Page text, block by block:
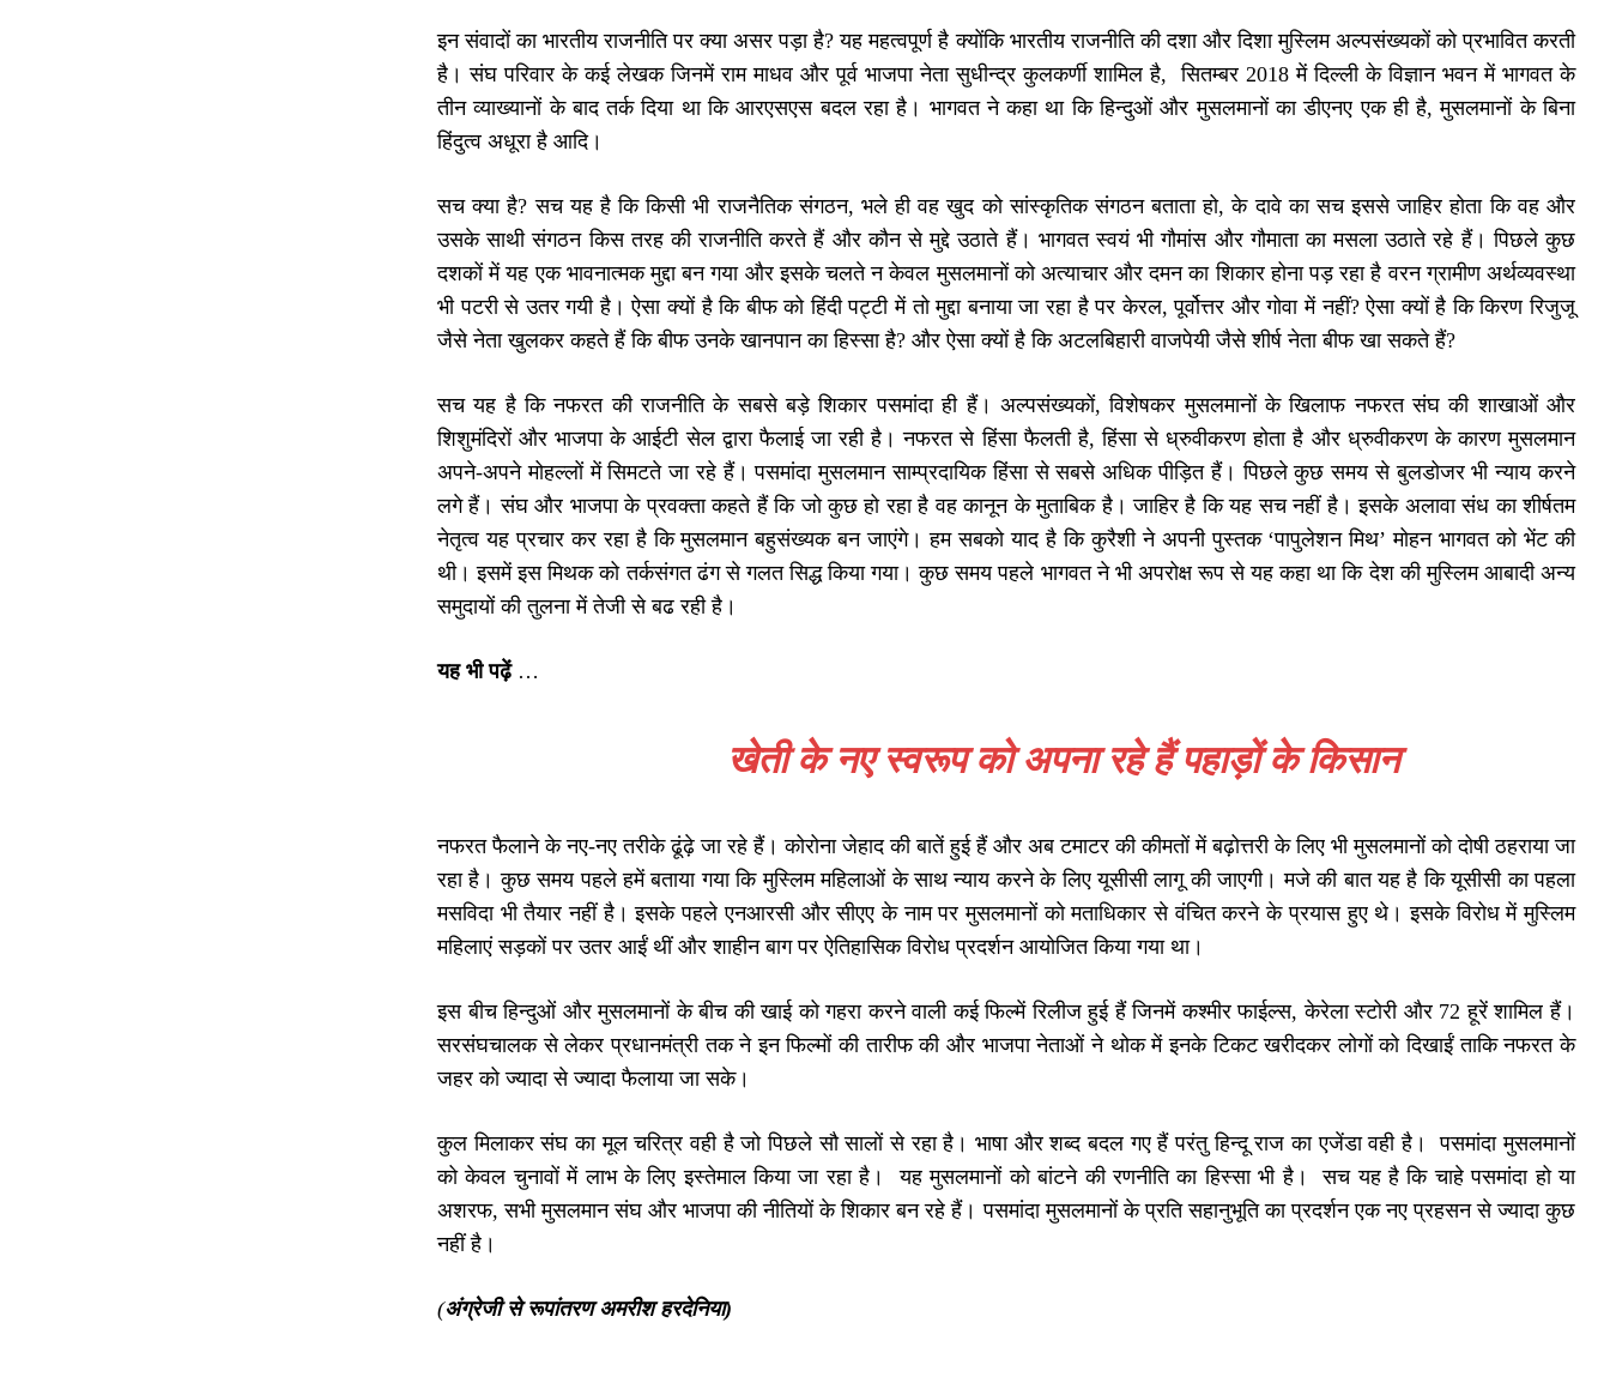
इन संवादों का भारतीय राजनीति पर क्या असर पड़ा है? यह महत्वपूर्ण है क्योंकि भारतीय राजनीति की दशा और दिशा मुस्लिम अल्पसंख्यकों को प्रभावित करती
है। संघ परिवार के कई लेखक जिनमें राम माधव और पूर्व भाजपा नेता सुधीन्द्र कुलकर्णी शामिल है, सितम्बर 2018 में दिल्ली के विज्ञान भवन में भागवत के
तीन व्याख्यानों के बाद तर्क दिया था कि आरएसएस बदल रहा है। भागवत ने कहा था कि हिन्दुओं और मुसलमानों का डीएनए एक ही है, मुसलमानों के बिना
हिंदुत्व अधूरा है आदि।
सच क्या है? सच यह है कि किसी भी राजनैतिक संगठन, भले ही वह खुद को सांस्कृतिक संगठन बताता हो, के दावे का सच इससे जाहिर होता कि वह और
उसके साथी संगठन किस तरह की राजनीति करते हैं और कौन से मुद्दे उठाते हैं। भागवत स्वयं भी गौमांस और गौमाता का मसला उठाते रहे हैं। पिछले कुछ
दशकों में यह एक भावनात्मक मुद्दा बन गया और इसके चलते न केवल मुसलमानों को अत्याचार और दमन का शिकार होना पड़ रहा है वरन ग्रामीण अर्थव्यवस्था
भी पटरी से उतर गयी है। ऐसा क्यों है कि बीफ को हिंदी पट्टी में तो मुद्दा बनाया जा रहा है पर केरल, पूर्वोत्तर और गोवा में नहीं? ऐसा क्यों है कि किरण रिजुजू
जैसे नेता खुलकर कहते हैं कि बीफ उनके खानपान का हिस्सा है? और ऐसा क्यों है कि अटलबिहारी वाजपेयी जैसे शीर्ष नेता बीफ खा सकते हैं?
सच यह है कि नफरत की राजनीति के सबसे बड़े शिकार पसमांदा ही हैं। अल्पसंख्यकों, विशेषकर मुसलमानों के खिलाफ नफरत संघ की शाखाओं और
शिशुमंदिरों और भाजपा के आईटी सेल द्वारा फैलाई जा रही है। नफरत से हिंसा फैलती है, हिंसा से ध्रुवीकरण होता है और ध्रुवीकरण के कारण मुसलमान
अपने-अपने मोहल्लों में सिमटते जा रहे हैं। पसमांदा मुसलमान साम्प्रदायिक हिंसा से सबसे अधिक पीड़ित हैं। पिछले कुछ समय से बुलडोजर भी न्याय करने
लगे हैं। संघ और भाजपा के प्रवक्ता कहते हैं कि जो कुछ हो रहा है वह कानून के मुताबिक है। जाहिर है कि यह सच नहीं है। इसके अलावा संध का शीर्षतम
नेतृत्व यह प्रचार कर रहा है कि मुसलमान बहुसंख्यक बन जाएंगे। हम सबको याद है कि कुरैशी ने अपनी पुस्तक ‘पापुलेशन मिथ’ मोहन भागवत को भेंट की
थी। इसमें इस मिथक को तर्कसंगत ढंग से गलत सिद्ध किया गया। कुछ समय पहले भागवत ने भी अपरोक्ष रूप से यह कहा था कि देश की मुस्लिम आबादी अन्य
समुदायों की तुलना में तेजी से बढ रही है।
यह भी पढ़ें…
खेती के नए स्वरूप को अपना रहे हैं पहाड़ों के किसान
नफरत फैलाने के नए-नए तरीके ढूंढ़े जा रहे हैं। कोरोना जेहाद की बातें हुई हैं और अब टमाटर की कीमतों में बढ़ोत्तरी के लिए भी मुसलमानों को दोषी ठहराया जा
रहा है। कुछ समय पहले हमें बताया गया कि मुस्लिम महिलाओं के साथ न्याय करने के लिए यूसीसी लागू की जाएगी। मजे की बात यह है कि यूसीसी का पहला
मसविदा भी तैयार नहीं है। इसके पहले एनआरसी और सीएए के नाम पर मुसलमानों को मताधिकार से वंचित करने के प्रयास हुए थे। इसके विरोध में मुस्लिम
महिलाएं सड़कों पर उतर आईं थीं और शाहीन बाग पर ऐतिहासिक विरोध प्रदर्शन आयोजित किया गया था।
इस बीच हिन्दुओं और मुसलमानों के बीच की खाई को गहरा करने वाली कई फिल्में रिलीज हुई हैं जिनमें कश्मीर फाईल्स, केरेला स्टोरी और 72 हूरें शामिल हैं।
सरसंघचालक से लेकर प्रधानमंत्री तक ने इन फिल्मों की तारीफ की और भाजपा नेताओं ने थोक में इनके टिकट खरीदकर लोगों को दिखाईं ताकि नफरत के
जहर को ज्यादा से ज्यादा फैलाया जा सके।
कुल मिलाकर संघ का मूल चरित्र वही है जो पिछले सौ सालों से रहा है। भाषा और शब्द बदल गए हैं परंतु हिन्दू राज का एजेंडा वही है। पसमांदा मुसलमानों
को केवल चुनावों में लाभ के लिए इस्तेमाल किया जा रहा है। यह मुसलमानों को बांटने की रणनीति का हिस्सा भी है। सच यह है कि चाहे पसमांदा हो या
अशरफ, सभी मुसलमान संघ और भाजपा की नीतियों के शिकार बन रहे हैं। पसमांदा मुसलमानों के प्रति सहानुभूति का प्रदर्शन एक नए प्रहसन से ज्यादा कुछ
नहीं है।
(अंग्रेजीसे रूपांतरण अमरीश हरदेनिया)